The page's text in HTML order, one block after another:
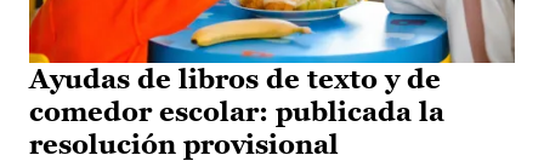
Ayudas de libros de texto y de
comedor escolar: publicada la
resolución provisional